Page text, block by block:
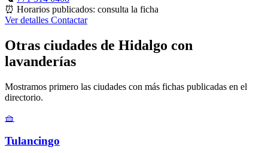
⏰ Horarios publicados: consulta la ficha
Ver detalles Contactar
Otras ciudades de Hidalgo con
lavanderías
Mostramos primero las ciudades con más fichas publicadas en el
directorio.
🧺
Tulancingo